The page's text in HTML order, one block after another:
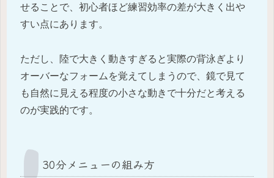
せることで、初心者ほど練習効率の差が大きく出や
すい点にあります。
ただし、陸で大きく動きすぎると実際の背泳ぎより
オーバーなフォームを覚えてしまうので、鏡で見て
も自然に見える程度の小さな動きで十分だと考える
のが実践的です。
30分メニューの組み方